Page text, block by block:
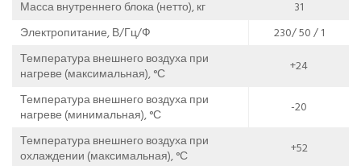
Масса внутреннего блока (нетто), кг
31
Электропитание, В/Гц/Ф
230/ 50 / 1
Температура внешнего воздуха при
нагреве (максимальная), °С
+24
Температура внешнего воздуха при
нагреве (минимальная), °С
-20
Температура внешнего воздуха при
охлаждении (максимальная), °С
+52